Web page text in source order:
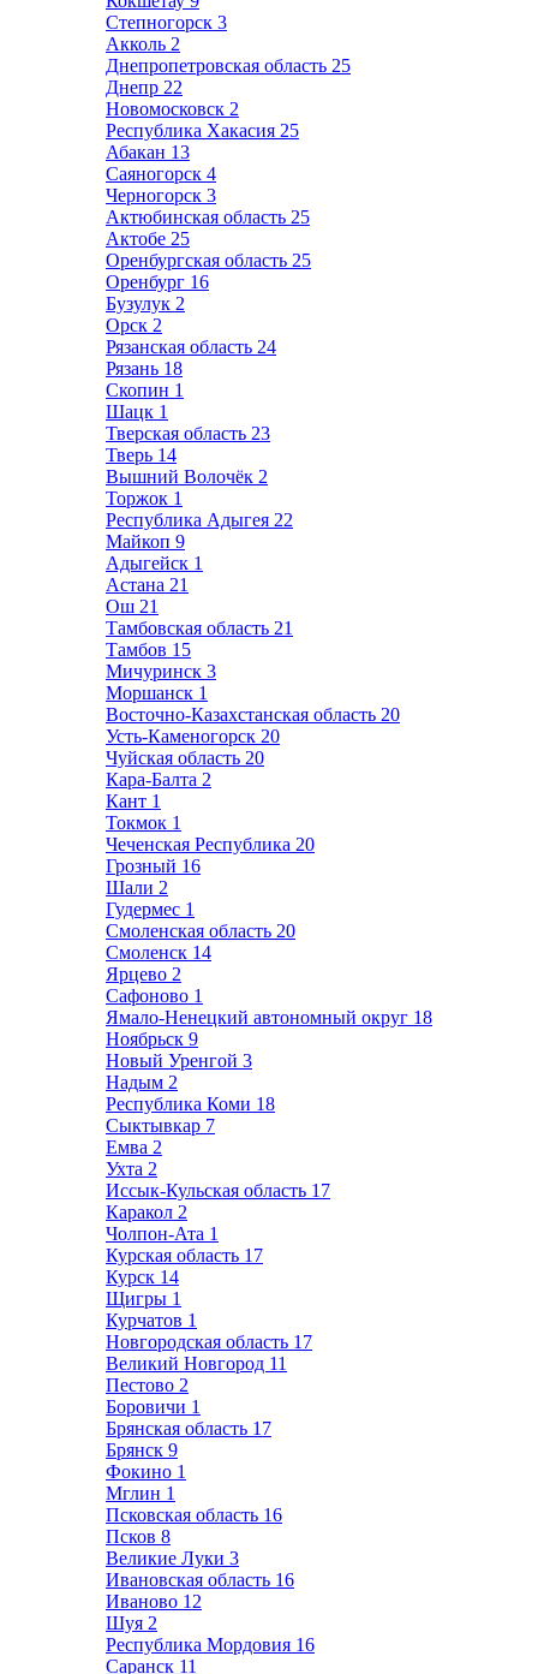
Степногорск 3
Акколь 2
Днепропетровская область 25
Днепр 22
Новомосковск 2
Республика Хакасия 25
Абакан 13
Саяногорск 4
Черногорск 3
Актюбинская область 25
Актобе 25
Оренбургская область 25
Оренбург 16
Бузулук 2
Орск 2
Рязанская область 24
Рязань 18
Скопин 1
Шацк 1
Тверская область 23
Тверь 14
Вышний Волочёк 2
Торжок 1
Республика Адыгея 22
Майкоп 9
Адыгейск 1
Астана 21
Ош 21
Тамбовская область 21
Тамбов 15
Мичуринск 3
Моршанск 1
Восточно-Казахстанская область 20
Усть-Каменогорск 20
Чуйская область 20
Кара-Балта 2
Кант 1
Токмок 1
Чеченская Республика 20
Грозный 16
Шали 2
Гудермес 1
Смоленская область 20
Смоленск 14
Ярцево 2
Сафоново 1
Ямало-Ненецкий автономный округ 18
Ноябрьск 9
Новый Уренгой 3
Надым 2
Республика Коми 18
Сыктывкар 7
Емва 2
Ухта 2
Иссык-Кульская область 17
Каракол 2
Чолпон-Ата 1
Курская область 17
Курск 14
Щигры 1
Курчатов 1
Новгородская область 17
Великий Новгород 11
Пестово 2
Боровичи 1
Брянская область 17
Брянск 9
Фокино 1
Мглин 1
Псковская область 16
Псков 8
Великие Луки 3
Ивановская область 16
Иваново 12
Шуя 2
Республика Мордовия 16
Саранск 11